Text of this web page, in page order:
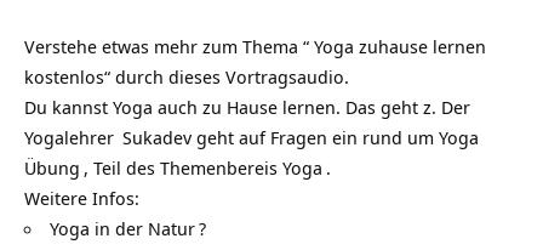
Verstehe etwas mehr zum Thema “ Yoga zuhause lernen
kostenlos“ durch dieses Vortragsaudio.
Du kannst Yoga auch zu Hause lernen. Das geht z. Der
Yogalehrer Sukadev geht auf Fragen ein rund um Yoga
Übung , Teil des Themenbereis Yoga .
Weitere Infos:
Yoga in der Natur?